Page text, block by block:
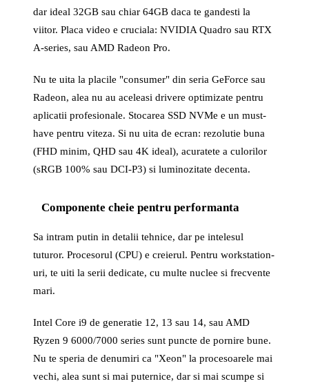
dar ideal 32GB sau chiar 64GB daca te gandesti la
viitor. Placa video e cruciala: NVIDIA Quadro sau RTX
A-series, sau AMD Radeon Pro.
Nu te uita la placile "consumer" din seria GeForce sau
Radeon, alea nu au aceleasi drivere optimizate pentru
aplicatii profesionale. Stocarea SSD NVMe e un must-
have pentru viteza. Si nu uita de ecran: rezolutie buna
(FHD minim, QHD sau 4K ideal), acuratete a culorilor
(sRGB 100% sau DCI-P3) si luminozitate decenta.
Componente cheie pentru performanta
Sa intram putin in detalii tehnice, dar pe intelesul
tuturor. Procesorul (CPU) e creierul. Pentru workstation-
uri, te uiti la serii dedicate, cu multe nuclee si frecvente
mari.
Intel Core i9 de generatie 12, 13 sau 14, sau AMD
Ryzen 9 6000/7000 series sunt puncte de pornire bune.
Nu te speria de denumiri ca "Xeon" la procesoarele mai
vechi, alea sunt si mai puternice, dar si mai scumpe si